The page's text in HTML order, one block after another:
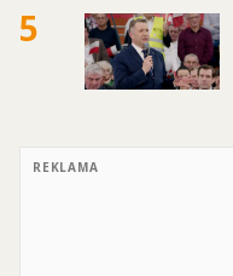
5
REKLAMA